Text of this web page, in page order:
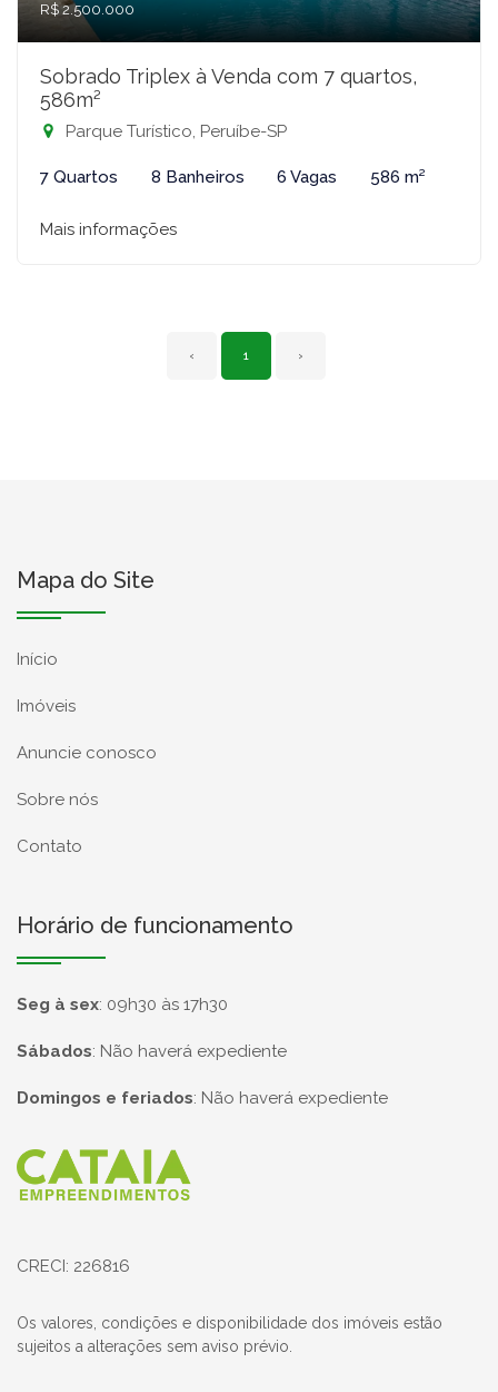
R$ 2.500.000
Sobrado Triplex à Venda com 7 quartos,
586m²
Parque Turístico, Peruíbe-SP
7 Quartos 8 Banheiros 6 Vagas 586 m²
Mais informações
‹ 1 ›
Mapa do Site
Início
Imóveis
Anuncie conosco
Sobre nós
Contato
Horário de funcionamento
Seg à sex: 09h30 às 17h30
Sábados: Não haverá expediente
Domingos e feriados: Não haverá expediente
Página inicial
CRECI: 226816
Os valores, condições e disponibilidade dos imóveis estão
sujeitos a alterações sem aviso prévio.